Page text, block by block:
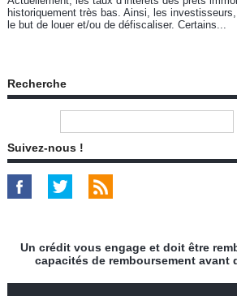
historiquement très bas. Ainsi, les
le but de louer et/ou de défiscaliser. Certains...
Recherche
Suivez-nous !
Un crédit vous engage et doit être
capacités de remboursement avant